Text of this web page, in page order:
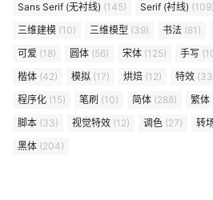
Sans Serif (无衬线) (145) Serif (衬线) (109)
三维建模 (10) 三维模型 (39) 书法 (81)
可爱 (18) 圆体 (56) 宋体 (125) 手写
楷体 (42) 模拟 (17) 烘焙 (12) 特效
程序化 (15) 笔刷 (10) 简体 (288) 繁体
脚本 (33) 视觉特效 (12) 调色 (27) 转
黑体 (204)